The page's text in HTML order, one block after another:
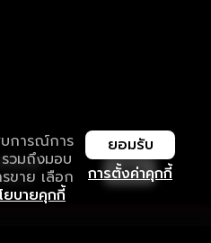
บการณ์การ
วมถึงมอบ
ขาย เลือก
ยบายคุกกี้
การตั้งค่าคุกกี้
ยอมรับ
มีสะดุด
ที่ดีกว่า เปิด